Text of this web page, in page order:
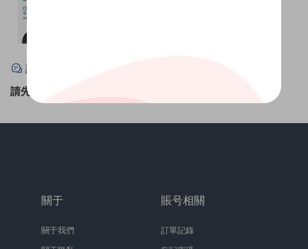
評論
請先
關于
關于我們
賬号相關
訂單記錄